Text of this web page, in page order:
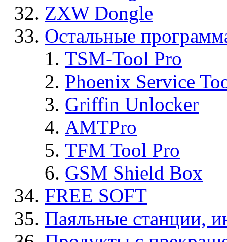
ZXW Dongle
Остальные
TSM-Tool Pro
Phoenix Service
Griffin Unlocker
AMTPro
TFM Tool Pro
GSM Shield Box
FREE SOFT
Паяльные станции,